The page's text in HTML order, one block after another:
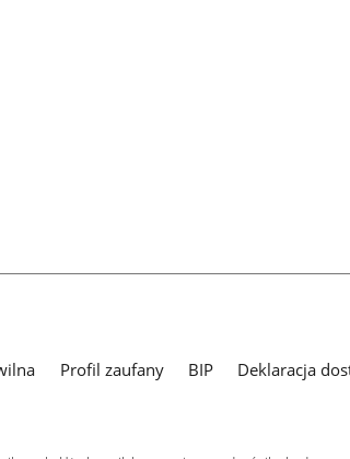
Profil zaufany BIP
Deklaracja